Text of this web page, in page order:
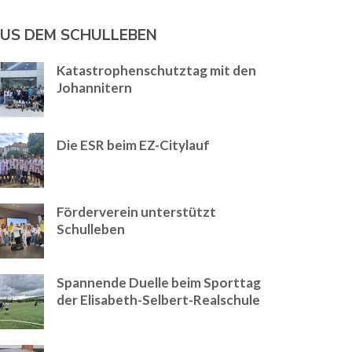
DEM SCHULLEBEN
Katastrophenschutztag mit den
Johannitern
Die ESR beim EZ-Citylauf
Förderverein unterstützt
Schulleben
Spannende Duelle beim Sporttag
der Elisabeth-Selbert-Realschule